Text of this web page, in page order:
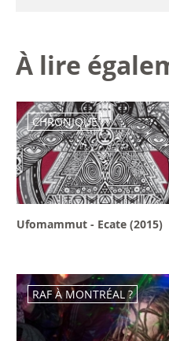
À lire
CHRONIQUE
Ufomammut - Ecate (2015)
RAF À MONTRÉAL ?